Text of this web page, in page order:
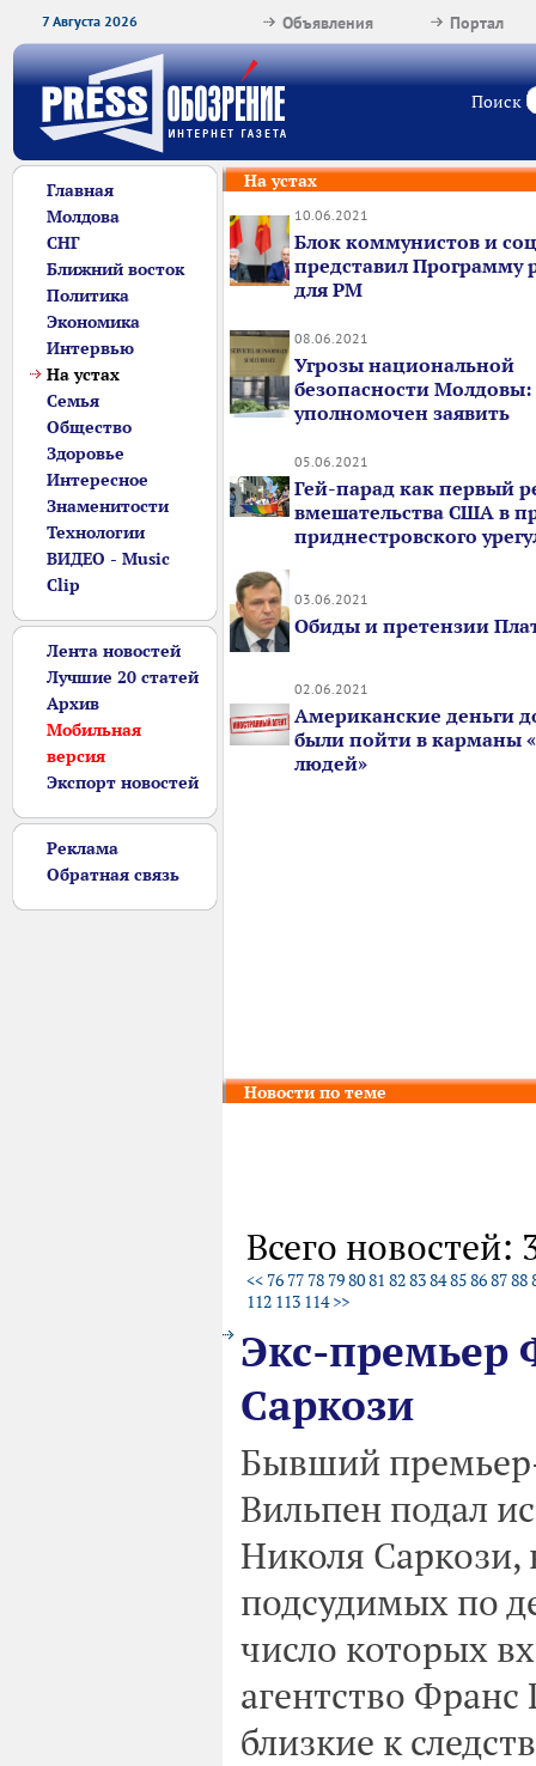
7 Августа 2026 Портал
Объявления
Поиск
Главная
Молдова
СНГ
Ближний восток
Политика
Экономика
Интервью
На устах
Семья
Общество
Здоровье
Интересное
Знаменитости
Технологии
ВИДЕО - Music
Clip
Лента новостей
Лучшие 20 статей
Архив
Мобильная
версия
Экспорт новостей
Реклама
Обратная связь
На устах
10.06.2021
Блок коммунистов и
представил Программу
для РМ
08.06.2021
Угрозы национальной
безопасности
уполномочен заявить
05.06.2021
Гей-парад как первый
вмешательства США в
приднестровского
03.06.2021
Обиды и претензии
02.06.2021
Американские деньги
были пойти в карманы
людей»
Новости по теме
Всего новостей:
<< 76 77 78 798081 82838485868788
112 113 114 >>
Экс-премьер
Саркози
Бывший
Вильпен подал
Николя
подсудимых по
число которых
агентство Франс
близкие к